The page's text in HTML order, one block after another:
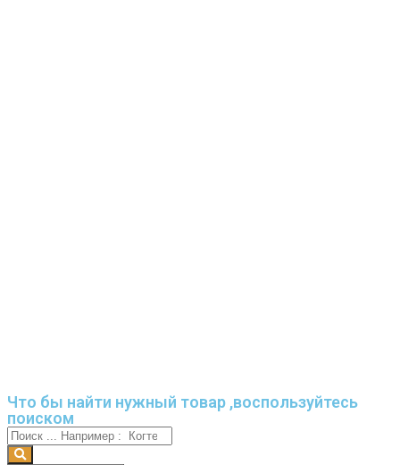
Что бы найти нужный товар ,воспользуйтесь
поиском